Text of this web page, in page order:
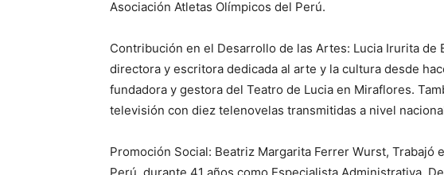
Asociación Atletas Olímpicos del Perú.
Contribución en el Desarrollo de las Artes: Lucia Irurita de
directora y escritora dedicada al arte y la cultura desde
fundadora y gestora del Teatro de Lucia en Miraflores.
televisión con diez telenovelas transmitidas a nivel
Promoción Social: Beatriz Margarita Ferrer Wurst, Trabajó